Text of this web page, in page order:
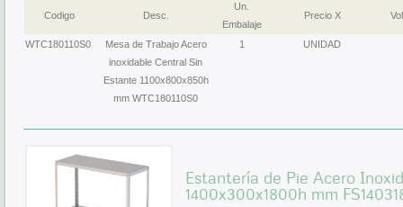
Codigo Desc.
Un.
Embalaje
Precio X
WTC180110S0
Mesa de Trabajo Acero
inoxidable Central Sin
Estante 1100x800x850h
mm WTC180110S0
1 UNIDAD
Estantería de Pie Acero
1400x300x1800h mm